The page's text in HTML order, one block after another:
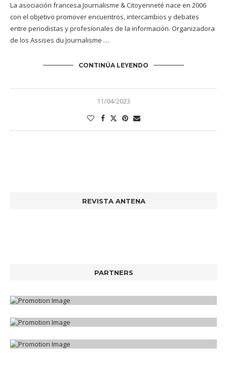
La asociación francesa Journalisme & Citoyenneté nace en 2006
con el objetivo promover encuentros, intercambios y debates
entre periodistas y profesionales de la información. Organizadora
de los Assises du Journalisme …
CONTINÚA LEYENDO
11/04/2023
REVISTA ANTENA
PARTNERS